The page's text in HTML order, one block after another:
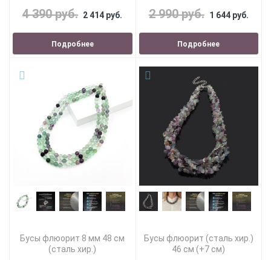
4 390 руб. 2 414 руб.
Подробнее
2 990 руб. 1 644 руб.
Подробнее
Бусы флюорит 8 мм 48 см
(сталь хир.)
Бусы флюорит (сталь хир.)
46 см (+7 см)